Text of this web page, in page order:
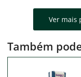
Ver mais
Também